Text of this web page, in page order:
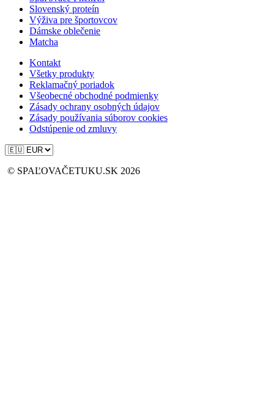
Slovenský proteín
Výživa pre športovcov
Dámske oblečenie
Matcha
Kontakt
Všetky produkty
Reklamačný poriadok
Všeobecné obchodné podmienky
Zásady ochrany osobných údajov
Zásady používania súborov cookies
Odstúpenie od zmluvy
© SPAĽOVAČETUKU.SK 2026